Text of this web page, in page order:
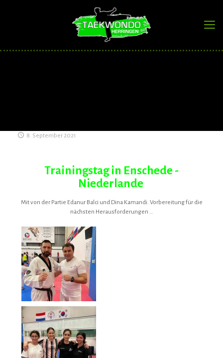
8. September 2021
Trainingstag in Enschede -
Niederlande
Mit von der Partie Edanur Balci und Dina Kamandi. Vorbereitung für die
nächsten Herausforderungen …